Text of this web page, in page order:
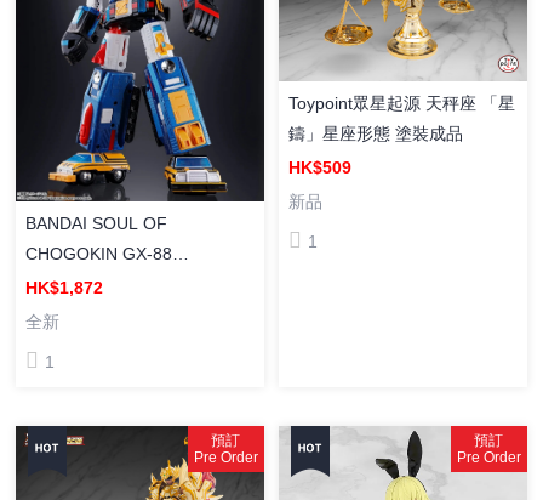
BANDAI SOUL OF
CHOGOKIN GX-88
VOLTRON2 [超合金魂] GX-
88《機甲艦隊》十五機合體
HK$1,872
全新
1
Toypoint眾星起源 天秤座 「星
鑄」星座形態 塗裝成品
HK$509
新品
1
預訂
Pre Order
預訂
Pre Order